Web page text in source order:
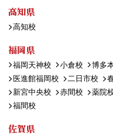
高知県
高知校
福岡県
福岡天神校 小倉校 博多
医進館福岡校
二日市校
新宮中央校
赤間校 薬院
福間校
佐賀県